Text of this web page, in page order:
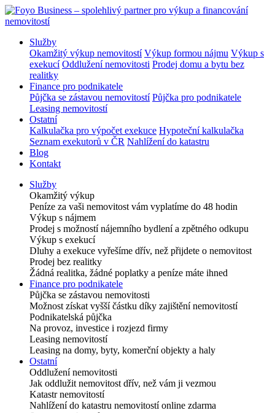
Služby
Okamžitý výkup nemovitostí Výkup formou nájmu Výkup s
exekucí Oddlužení nemovitosti Prodej domu a bytu bez
realitky
Finance pro podnikatele
Půjčka se zástavou nemovitostí Půjčka pro podnikatele
Leasing nemovitostí
Ostatní
Kalkulačka pro výpočet exekuce Hypoteční kalkulačka
Seznam exekutorů v ČR Nahlížení do katastru
Blog
Kontakt
Služby
Okamžitý výkup
Peníze za vaši nemovitost vám vyplatíme do 48 hodin
Výkup s nájmem
Prodej s možností nájemního bydlení a zpětného odkupu
Výkup s exekucí
Dluhy a exekuce vyřešíme dřív, než přijdete o nemovitost
Prodej bez realitky
Žádná realitka, žádné poplatky a peníze máte ihned
Finance pro podnikatele
Půjčka se zástavou nemovitosti
Možnost získat vyšší částku díky zajištění nemovitostí
Podnikatelská půjčka
Na provoz, investice i rozjezd firmy
Leasing nemovitostí
Leasing na domy, byty, komerční objekty a haly
Ostatní
Oddlužení nemovitosti
Jak oddlužit nemovitost dřív, než vám ji vezmou
Katastr nemovitostí
Nahlížení do katastru nemovitostí online zdarma